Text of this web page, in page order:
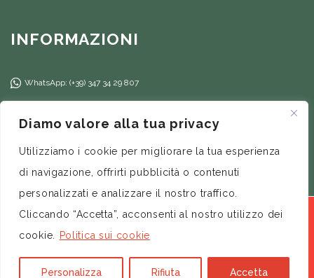
Diamo valore alla tua privacy
Utilizziamo i cookie per migliorare la tua esperienza
di navigazione, offrirti pubblicità o contenuti
personalizzati e analizzare il nostro traffico.
Cliccando “Accetta”, acconsenti al nostro utilizzo dei
cookie.
Politica sui cookie
Personalizza Rifiuta Accetta
INFORMAZIONI
WhatsApp: (+39) 347 34 29 807
I prodotti dello shop sono distribuiti da:Flow Process Srl
All Rights Reserved –